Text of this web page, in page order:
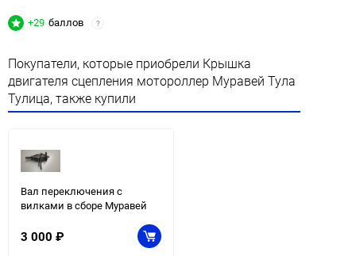
+29 баллов ?
Покупатели, которые приобрели Крышка
двигателя сцепления мотороллер Муравей Тула
Тулица, также купили
Вал переключения с
вилками в сборе Муравей
3 000 ₽